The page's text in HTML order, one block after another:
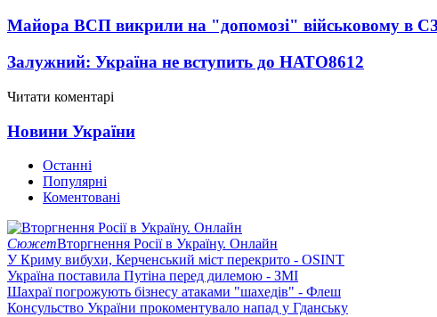
Майора ВСП викрили на "допомозі" військовому в
Залужний: Україна не вступить до НАТО8612
Читати коментарі
Новини України
Останні
Популярні
Коментовані
СюжетВторгнення Росії в Україну. Онлайн
У Криму вибухи, Керченський міст перекрито - OSINT
Україна поставила Путіна перед дилемою - ЗМІ
Шахраї погрожують бізнесу атаками "шахедів" - Флеш
Консульство України прокоментувало напад у Гданську